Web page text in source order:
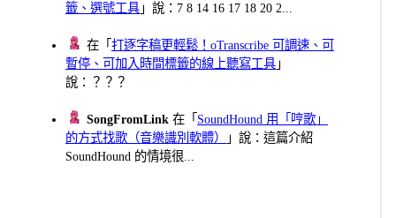
籤、選號工具 」說：7 8 14 16 17 18 20 2...
在「打逐字稿更輕鬆！oTranscribe 可調速、可
暫停、可加入時間標籤的線上聽寫工具 」
說：？？？
SongFromLink 在「 SoundHound 用「哼歌」
的方式找歌（音樂識別軟體）
」說：這篇介紹
SoundHound 的情境很...